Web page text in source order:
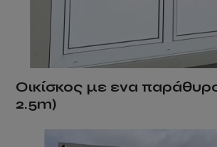
Οικίσκος με ενα
2.5m)